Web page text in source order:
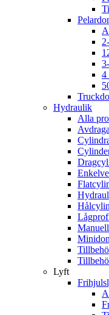
4
Hydraulik
Alla
Lyft